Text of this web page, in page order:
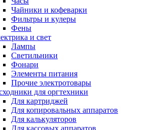
Чайники и кофеварки
Фильтры и кулеры
Фены
и свет
Лампы
Светильники
Фонари
Элементы питания
Прочие электротовары
для оргтехники
Для картриджей
Для копировальных аппаратов
Для калькуляторов
Для кассовых аппаратов